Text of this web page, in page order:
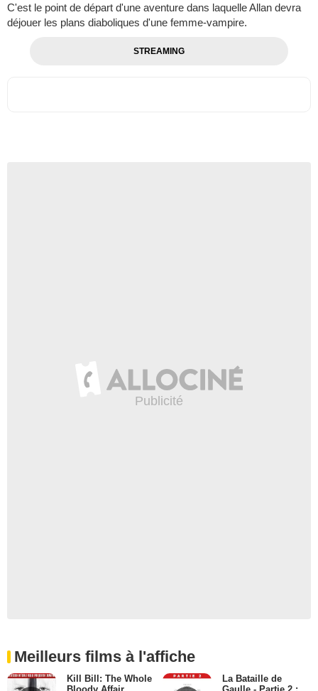
C'est le point de départ d'une aventure dans laquelle Allan devra
déjouer les plans diaboliques d'une femme-vampire.
STREAMING
Meilleurs films à l'affiche
Kill Bill: The Whole
La Bataille de